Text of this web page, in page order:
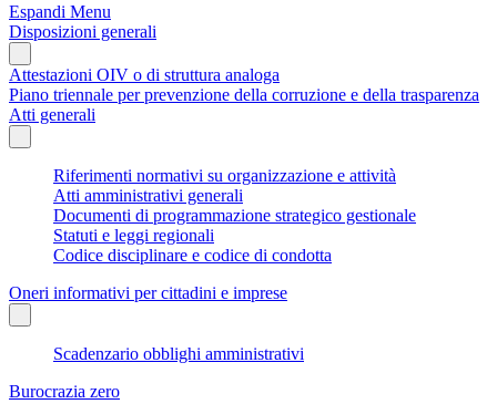
Espandi Menu
Disposizioni generali
Attestazioni OIV o di struttura analoga
Piano triennale per prevenzione della corruzione e della trasparenza
Atti generali
Riferimenti normativi su organizzazione e attività
Atti amministrativi generali
Documenti di programmazione strategico gestionale
Statuti e leggi regionali
Codice disciplinare e codice di condotta
Oneri informativi per cittadini e imprese
Scadenzario obblighi amministrativi
Burocrazia zero